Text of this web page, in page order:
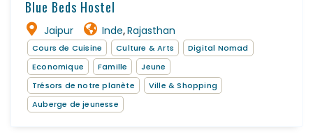
Blue Beds Hostel
Jaipur Inde,Rajasthan
Cours de Cuisine Culture & Arts
Digital Nomad
Economique
Famille
Jeune
Trésors de notre planète
Ville & Shopping
Auberge de jeunesse